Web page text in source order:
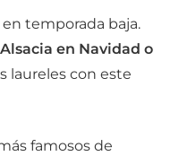
en temporada baja.
en Navidad o
laureles con este
famosos de